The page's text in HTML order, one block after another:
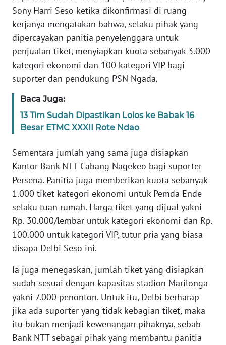
Sony Harri Seso ketika dikonfirmasi di ruang
kerjanya mengatakan bahwa, selaku pihak yang
dipercayakan panitia penyelenggara untuk
penjualan tiket, menyiapkan kuota sebanyak 3.000
kategori ekonomi dan 100 kategori VIP bagi
suporter dan pendukung PSN Ngada.
Baca Juga:
13 Tim Sudah Dipastikan Lolos ke Babak 16
Besar ETMC XXXII Rote Ndao
Sementara jumlah yang sama juga disiapkan
Kantor Bank NTT Cabang Nagekeo bagi suporter
Persena. Panitia juga memberikan kuota sebanyak
1.000 tiket kategori ekonomi untuk Pemda Ende
selaku tuan rumah. Harga tiket yang dijual yakni
Rp. 30.000/lembar untuk kategori ekonomi dan Rp.
100.000 untuk kategori VIP, tutur pria yang biasa
disapa Delbi Seso ini.
Ia juga menegaskan, jumlah tiket yang disiapkan
sudah sesuai dengan kapasitas stadion Marilonga
yakni 7.000 penonton. Untuk itu, Delbi berharap
jika ada suporter yang tidak kebagian tiket, maka
itu bukan menjadi kewenangan pihaknya, sebab
Bank NTT sebagai pihak yang membantu panitia
WN
JABAR
WN
BANTEN
WN
NTT
WN
KEPRI
PAPUA
WN
PAPUA
BARAT
WN
RIAU
WN
SERAMBI
WN
JAMBI